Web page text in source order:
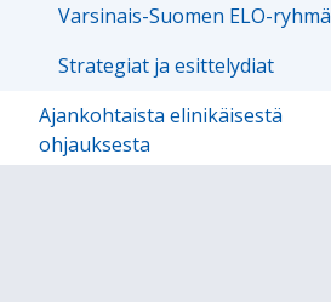
Varsinais-Suomen ELO-ryhmä
Strategiat ja esittelydiat
Ajankohtaista elinikäisestä
ohjauksesta